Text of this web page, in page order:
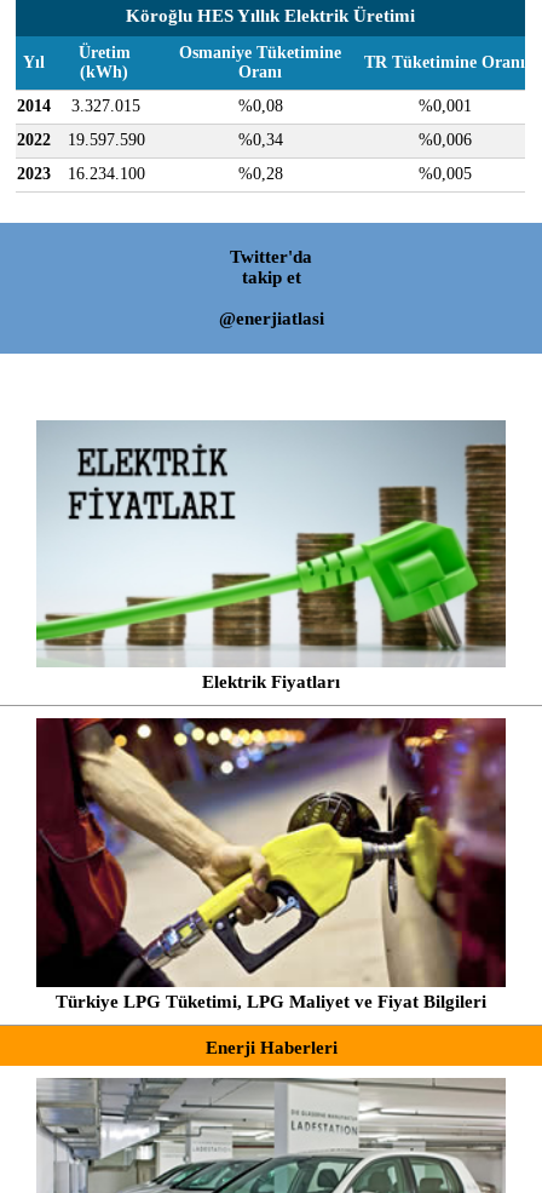
Köroğlu HES Yıllık Elektrik Üretimi
Yıl
Üretim
(kWh)
Osmaniye Tüketimine
Oranı
TR Tüketimine Oranı
2014 3.327.015 %0,08
%0,001
2022
19.597.590 %0,34
%0,006
2023
16.234.100 %0,28 %0,005
Twitter'da
takip et
@enerjiatlasi
Elektrik Fiyatları
Türkiye LPG Tüketimi, LPG Maliyet ve Fiyat Bilgileri
Enerji Haberleri